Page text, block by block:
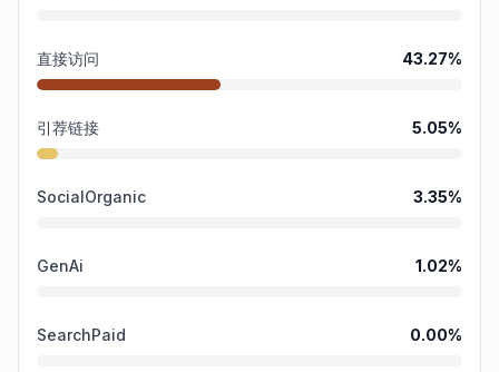
直接访问 43.27%
引荐链接 5.05%
SocialOrganic 3.35%
GenAi 1.02%
SearchPaid 0.00%